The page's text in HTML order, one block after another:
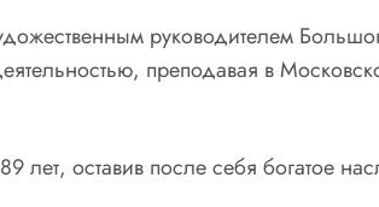
руководителем
преподавая в
оставив после себя богатое